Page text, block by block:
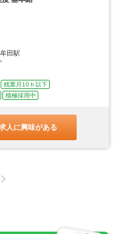
田駅
残業月10ｈ以下
積極採用中
人に興味がある